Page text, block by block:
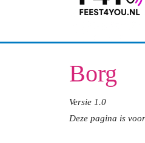
Borg
Versie 1.0
Deze pagina is